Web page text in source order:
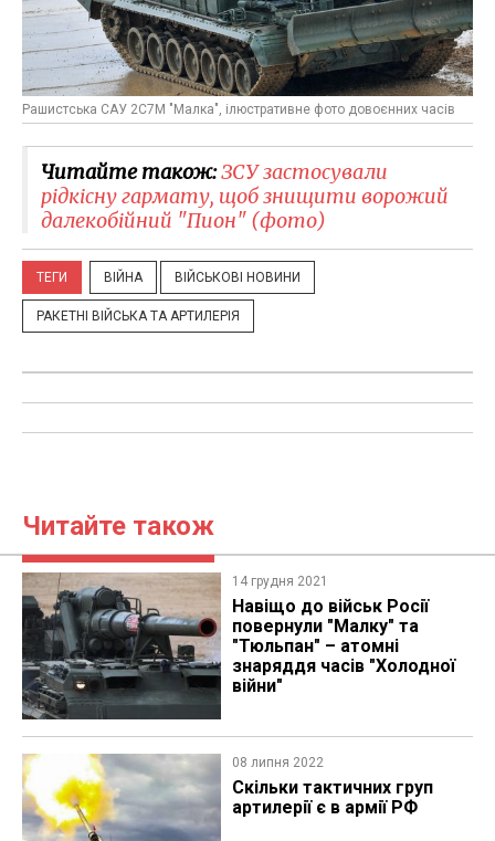
Рашистська САУ 2С7М "Малка", ілюстративне фото довоєнних часів
Читайте також:ЗСУ застосували
рідкісну гармату, щоб знищити ворожий
далекобійний "Пион" (фото)
ТЕГИ ВІЙНА ВІЙСЬКОВІ НОВИНИ
РАКЕТНІ ВІЙСЬКА ТА АРТИЛЕРІЯ
Читайте також
14 грудня 2021
Навіщо до військ Росії
повернули "Малку" та
"Тюльпан" – атомні
знаряддя часів "Холодної
війни"
08 липня 2022
Скільки тактичних груп
артилерії є в армії РФ